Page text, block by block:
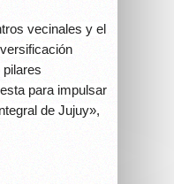
vecinales y el
para impulsar
de Jujuy»,